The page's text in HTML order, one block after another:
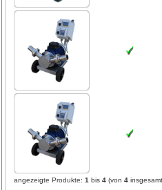
angezeigte Produkte: 1 bis 4 (von 4